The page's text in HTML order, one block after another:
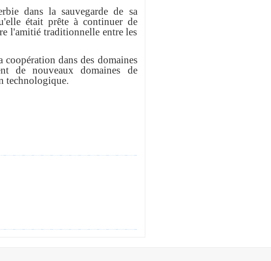
dans la sauvegarde de sa
était prête à continuer de
l'amitié traditionnelle entre les
dans des domaines
de nouveaux domaines de
technologique.